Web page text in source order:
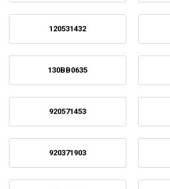
120531432
130BB0635
920571453
920371903